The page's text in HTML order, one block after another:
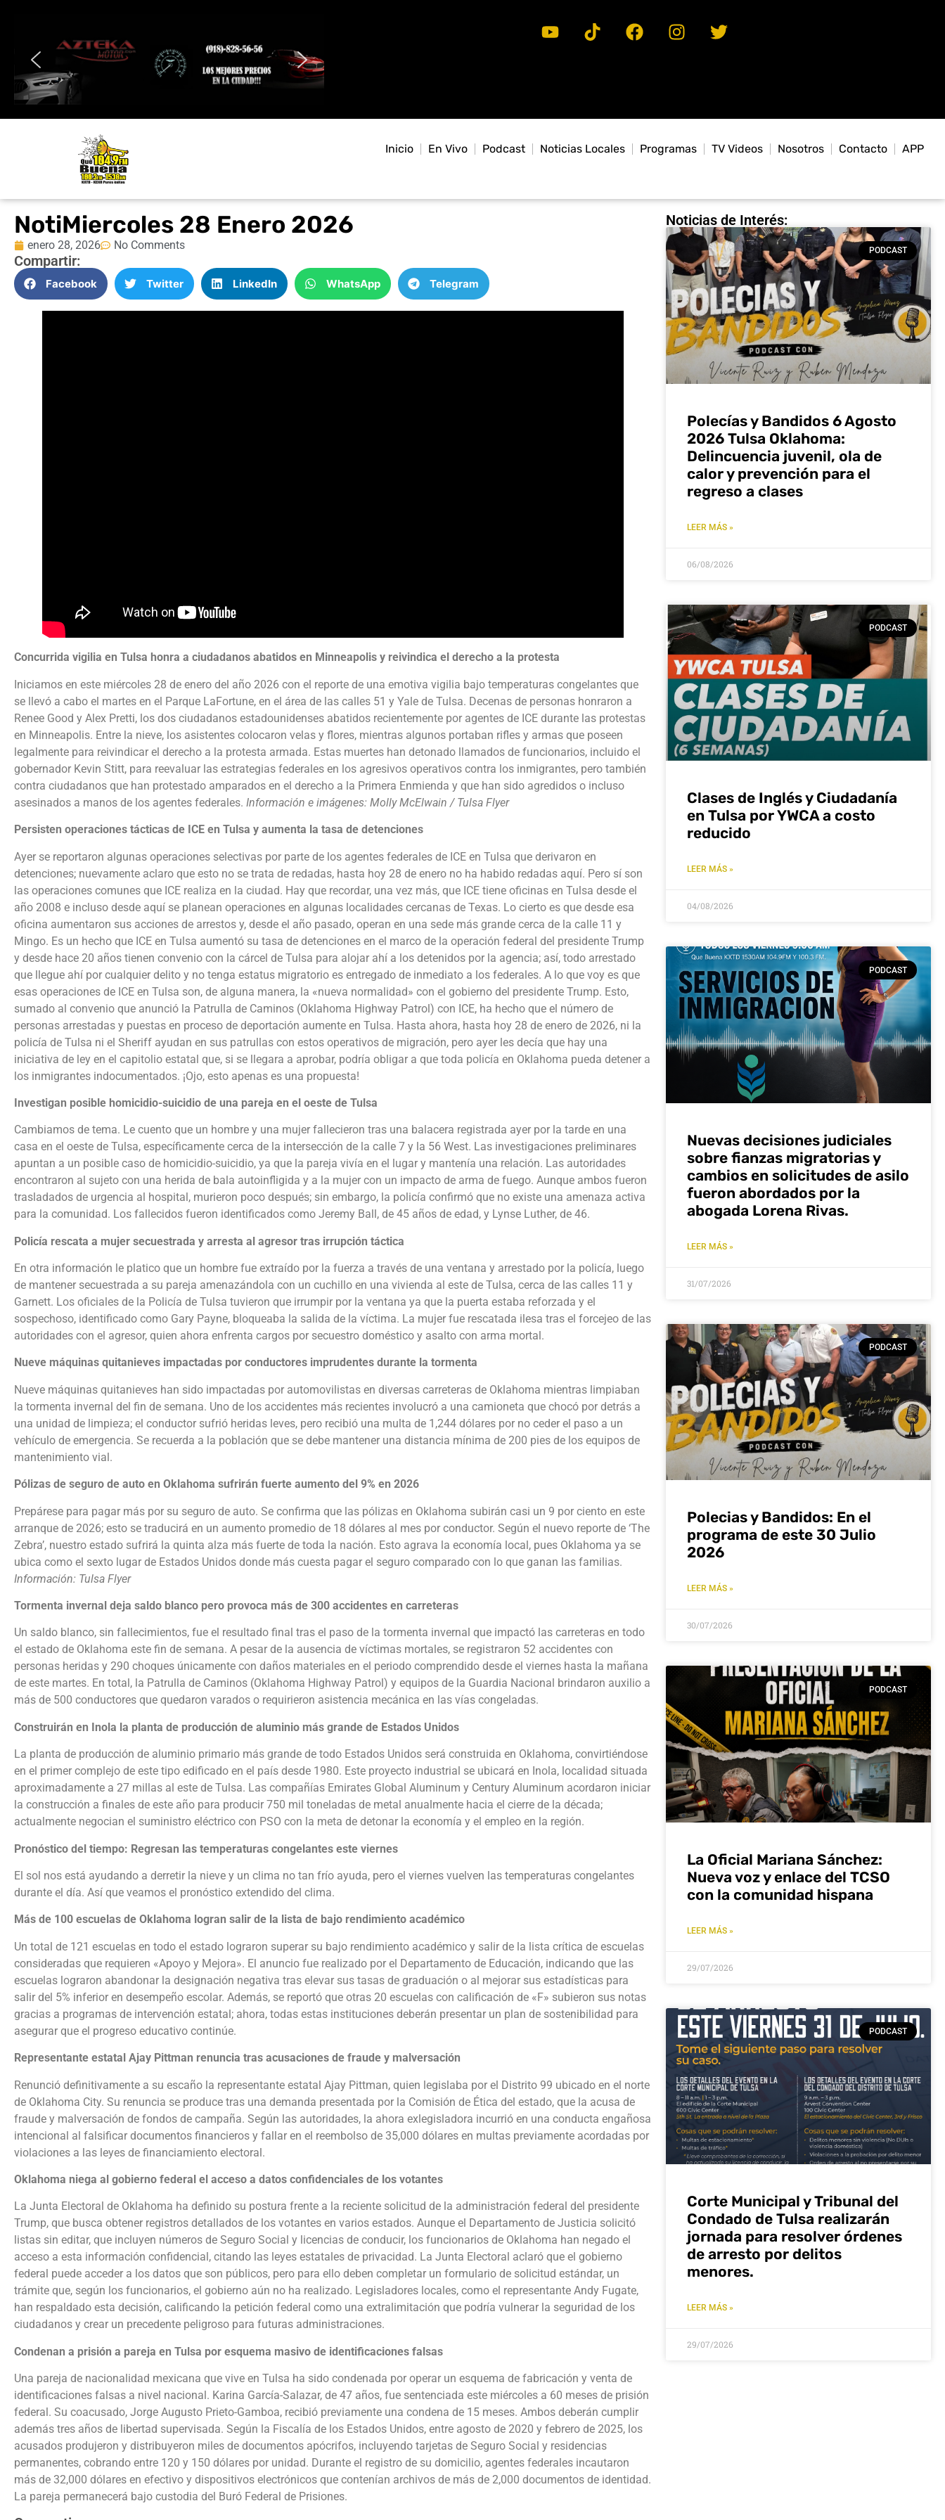
Inicio En Vivo Podcast Noticias Locales Programas TV Videos Nosotros Contacto APP
NotiMiercoles 28 Enero 2026
enero 28, 2026 No Comments
Compartir:
Facebook Twitter LinkedIn WhatsApp Telegram
Concurrida vigilia en Tulsa honra a ciudadanos abatidos en Minneapolis y reivindica el derecho a la protesta
Iniciamos en este miércoles 28 de enero del año 2026 con el reporte de una emotiva vigilia bajo temperaturas congelantes que
se llevó a cabo el martes en el Parque LaFortune, en el área de las calles 51 y Yale de Tulsa. Decenas de personas honraron a
Renee Good y Alex Pretti, los dos ciudadanos estadounidenses abatidos recientemente por agentes de ICE durante las protestas
en Minneapolis. Entre la nieve, los asistentes colocaron velas y flores, mientras algunos portaban rifles y armas que poseen
legalmente para reivindicar el derecho a la protesta armada. Estas muertes han detonado llamados de funcionarios, incluido el
gobernador Kevin Stitt, para reevaluar las estrategias federales en los agresivos operativos contra los inmigrantes, pero también
contra ciudadanos que han protestado amparados en el derecho a la Primera Enmienda y que han sido agredidos o incluso
asesinados a manos de los agentes federales. Información e imágenes: Molly McElwain / Tulsa Flyer
Persisten operaciones tácticas de ICE en Tulsa y aumenta la tasa de detenciones
Ayer se reportaron algunas operaciones selectivas por parte de los agentes federales de ICE en Tulsa que derivaron en
detenciones; nuevamente aclaro que esto no se trata de redadas, hasta hoy 28 de enero no ha habido redadas aquí. Pero sí son
las operaciones comunes que ICE realiza en la ciudad. Hay que recordar, una vez más, que ICE tiene oficinas en Tulsa desde el
año 2008 e incluso desde aquí se planean operaciones en algunas localidades cercanas de Texas. Lo cierto es que desde esa
oficina aumentaron sus acciones de arrestos y, desde el año pasado, operan en una sede más grande cerca de la calle 11 y
Mingo. Es un hecho que ICE en Tulsa aumentó su tasa de detenciones en el marco de la operación federal del presidente Trump
y desde hace 20 años tienen convenio con la cárcel de Tulsa para alojar ahí a los detenidos por la agencia; así, todo arrestado
que llegue ahí por cualquier delito y no tenga estatus migratorio es entregado de inmediato a los federales. A lo que voy es que
esas operaciones de ICE en Tulsa son, de alguna manera, la «nueva normalidad» con el gobierno del presidente Trump. Esto,
sumado al convenio que anunció la Patrulla de Caminos (Oklahoma Highway Patrol) con ICE, ha hecho que el número de
personas arrestadas y puestas en proceso de deportación aumente en Tulsa. Hasta ahora, hasta hoy 28 de enero de 2026, ni la
policía de Tulsa ni el Sheriff ayudan en sus patrullas con estos operativos de migración, pero ayer les decía que hay una
iniciativa de ley en el capitolio estatal que, si se llegara a aprobar, podría obligar a que toda policía en Oklahoma pueda detener a
los inmigrantes indocumentados. ¡Ojo, esto apenas es una propuesta!
Investigan posible homicidio-suicidio de una pareja en el oeste de Tulsa
Cambiamos de tema. Le cuento que un hombre y una mujer fallecieron tras una balacera registrada ayer por la tarde en una
casa en el oeste de Tulsa, específicamente cerca de la intersección de la calle 7 y la 56 West. Las investigaciones preliminares
apuntan a un posible caso de homicidio-suicidio, ya que la pareja vivía en el lugar y mantenía una relación. Las autoridades
encontraron al sujeto con una herida de bala autoinfligida y a la mujer con un impacto de arma de fuego. Aunque ambos fueron
trasladados de urgencia al hospital, murieron poco después; sin embargo, la policía confirmó que no existe una amenaza activa
para la comunidad. Los fallecidos fueron identificados como Jeremy Ball, de 45 años de edad, y Lynse Luther, de 46.
Policía rescata a mujer secuestrada y arresta al agresor tras irrupción táctica
En otra información le platico que un hombre fue extraído por la fuerza a través de una ventana y arrestado por la policía, luego
de mantener secuestrada a su pareja amenazándola con un cuchillo en una vivienda al este de Tulsa, cerca de las calles 11 y
Garnett. Los oficiales de la Policía de Tulsa tuvieron que irrumpir por la ventana ya que la puerta estaba reforzada y el
sospechoso, identificado como Gary Payne, bloqueaba la salida de la víctima. La mujer fue rescatada ilesa tras el forcejeo de las
autoridades con el agresor, quien ahora enfrenta cargos por secuestro doméstico y asalto con arma mortal.
Nueve máquinas quitanieves impactadas por conductores imprudentes durante la tormenta
Nueve máquinas quitanieves han sido impactadas por automovilistas en diversas carreteras de Oklahoma mientras limpiaban
la tormenta invernal del fin de semana. Uno de los accidentes más recientes involucró a una camioneta que chocó por detrás a
una unidad de limpieza; el conductor sufrió heridas leves, pero recibió una multa de 1,244 dólares por no ceder el paso a un
vehículo de emergencia. Se recuerda a la población que se debe mantener una distancia mínima de 200 pies de los equipos de
mantenimiento vial.
Pólizas de seguro de auto en Oklahoma sufrirán fuerte aumento del 9% en 2026
Prepárese para pagar más por su seguro de auto. Se confirma que las pólizas en Oklahoma subirán casi un 9 por ciento en este
arranque de 2026; esto se traducirá en un aumento promedio de 18 dólares al mes por conductor. Según el nuevo reporte de ‘The
Zebra’, nuestro estado sufrirá la quinta alza más fuerte de toda la nación. Esto agrava la economía local, pues Oklahoma ya se
ubica como el sexto lugar de Estados Unidos donde más cuesta pagar el seguro comparado con lo que ganan las familias.
Información: Tulsa Flyer
Tormenta invernal deja saldo blanco pero provoca más de 300 accidentes en carreteras
Un saldo blanco, sin fallecimientos, fue el resultado final tras el paso de la tormenta invernal que impactó las carreteras en todo
el estado de Oklahoma este fin de semana. A pesar de la ausencia de víctimas mortales, se registraron 52 accidentes con
personas heridas y 290 choques únicamente con daños materiales en el periodo comprendido desde el viernes hasta la mañana
de este martes. En total, la Patrulla de Caminos (Oklahoma Highway Patrol) y equipos de la Guardia Nacional brindaron auxilio a
más de 500 conductores que quedaron varados o requirieron asistencia mecánica en las vías congeladas.
Construirán en Inola la planta de producción de aluminio más grande de Estados Unidos
La planta de producción de aluminio primario más grande de todo Estados Unidos será construida en Oklahoma, convirtiéndose
en el primer complejo de este tipo edificado en el país desde 1980. Este proyecto industrial se ubicará en Inola, localidad situada
aproximadamente a 27 millas al este de Tulsa. Las compañías Emirates Global Aluminum y Century Aluminum acordaron iniciar
la construcción a finales de este año para producir 750 mil toneladas de metal anualmente hacia el cierre de la década;
actualmente negocian el suministro eléctrico con PSO con la meta de detonar la economía y el empleo en la región.
Pronóstico del tiempo: Regresan las temperaturas congelantes este viernes
El sol nos está ayudando a derretir la nieve y un clima no tan frío ayuda, pero el viernes vuelven las temperaturas congelantes
durante el día. Así que veamos el pronóstico extendido del clima.
Más de 100 escuelas de Oklahoma logran salir de la lista de bajo rendimiento académico
Un total de 121 escuelas en todo el estado lograron superar su bajo rendimiento académico y salir de la lista crítica de escuelas
consideradas que requieren «Apoyo y Mejora». El anuncio fue realizado por el Departamento de Educación, indicando que las
escuelas lograron abandonar la designación negativa tras elevar sus tasas de graduación o al mejorar sus estadísticas para
salir del 5% inferior en desempeño escolar. Además, se reportó que otras 20 escuelas con calificación de «F» subieron sus notas
gracias a programas de intervención estatal; ahora, todas estas instituciones deberán presentar un plan de sostenibilidad para
asegurar que el progreso educativo continúe.
Representante estatal Ajay Pittman renuncia tras acusaciones de fraude y malversación
Renunció definitivamente a su escaño la representante estatal Ajay Pittman, quien legislaba por el Distrito 99 ubicado en el norte
de Oklahoma City. Su renuncia se produce tras una demanda presentada por la Comisión de Ética del estado, que la acusa de
fraude y malversación de fondos de campaña. Según las autoridades, la ahora exlegisladora incurrió en una conducta engañosa
intencional al falsificar documentos financieros y fallar en el reembolso de 35,000 dólares en multas previamente acordadas por
violaciones a las leyes de financiamiento electoral.
Oklahoma niega al gobierno federal el acceso a datos confidenciales de los votantes
La Junta Electoral de Oklahoma ha definido su postura frente a la reciente solicitud de la administración federal del presidente
Trump, que busca obtener registros detallados de los votantes en varios estados. Aunque el Departamento de Justicia solicitó
listas sin editar, que incluyen números de Seguro Social y licencias de conducir, los funcionarios de Oklahoma han negado el
acceso a esta información confidencial, citando las leyes estatales de privacidad. La Junta Electoral aclaró que el gobierno
federal puede acceder a los datos que son públicos, pero para ello deben completar un formulario de solicitud estándar, un
trámite que, según los funcionarios, el gobierno aún no ha realizado. Legisladores locales, como el representante Andy Fugate,
han respaldado esta decisión, calificando la petición federal como una extralimitación que podría vulnerar la seguridad de los
ciudadanos y crear un precedente peligroso para futuras administraciones.
Condenan a prisión a pareja en Tulsa por esquema masivo de identificaciones falsas
Una pareja de nacionalidad mexicana que vive en Tulsa ha sido condenada por operar un esquema de fabricación y venta de
identificaciones falsas a nivel nacional. Karina García-Salazar, de 47 años, fue sentenciada este miércoles a 60 meses de prisión
federal. Su coacusado, Jorge Augusto Prieto-Gamboa, recibió previamente una condena de 15 meses. Ambos deberán cumplir
además tres años de libertad supervisada. Según la Fiscalía de los Estados Unidos, entre agosto de 2020 y febrero de 2025, los
acusados produjeron y distribuyeron miles de documentos apócrifos, incluyendo tarjetas de Seguro Social y residencias
permanentes, cobrando entre 120 y 150 dólares por unidad. Durante el registro de su domicilio, agentes federales incautaron
más de 32,000 dólares en efectivo y dispositivos electrónicos que contenían archivos de más de 2,000 documentos de identidad.
La pareja permanecerá bajo custodia del Buró Federal de Prisiones.
Noticias de Interés:
PODCAST
Polecías y Bandidos 6 Agosto
2026 Tulsa Oklahoma:
Delincuencia juvenil, ola de
calor y prevención para el
regreso a clases
LEER MÁS »
06/08/2026
PODCAST
Clases de Inglés y Ciudadanía
en Tulsa por YWCA a costo
reducido
LEER MÁS »
04/08/2026
PODCAST
Nuevas decisiones judiciales
sobre fianzas migratorias y
cambios en solicitudes de asilo
fueron abordados por la
abogada Lorena Rivas.
LEER MÁS »
31/07/2026
PODCAST
Polecias y Bandidos: En el
programa de este 30 Julio
2026
LEER MÁS »
30/07/2026
PODCAST
La Oficial Mariana Sánchez:
Nueva voz y enlace del TCSO
con la comunidad hispana
LEER MÁS »
29/07/2026
PODCAST
Corte Municipal y Tribunal del
Condado de Tulsa realizarán
jornada para resolver órdenes
de arresto por delitos
menores.
LEER MÁS »
29/07/2026